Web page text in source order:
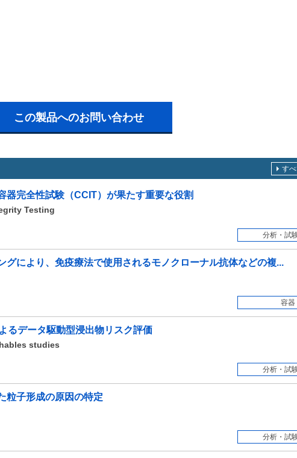
この製品へのお問い合わせ
器完全性試験（CCIT）が果たす重要な役割
Testing
分析・試
グにより、免疫療法で使用されるモノクローナル抗体などの複...
容器
るデータ駆動型浸出物リスク評価
studies
分析・試
粒子形成の原因の特定
分析・試
す